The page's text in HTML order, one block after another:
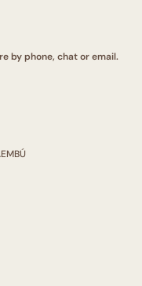
by phone, chat or email.